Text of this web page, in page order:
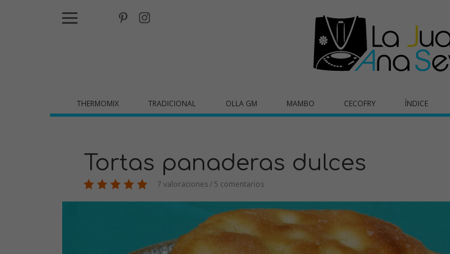
THERMOMIX TRADICIONAL OLLA GM MAMBO CECOFRY ÍNDICE
Tortas panaderas dulces
7 valoraciones / 5 comentarios